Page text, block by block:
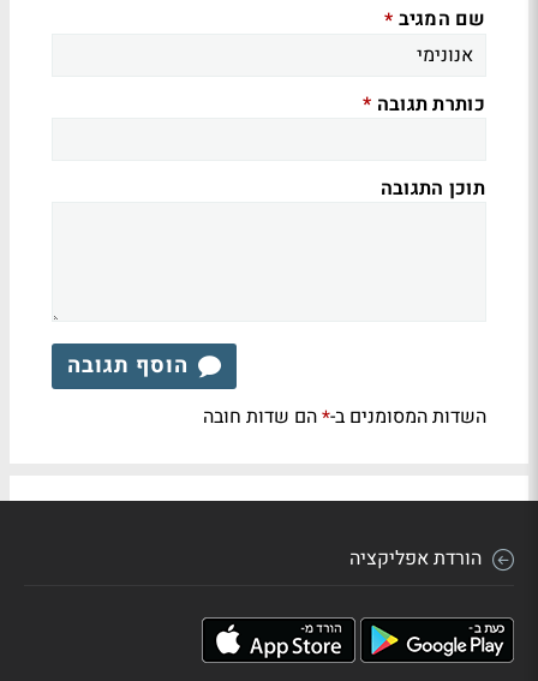
שם המגיב *
כותרת תגובה *
תוכן התגובה
הוסף תגובה
השדות המסומנים ב-*הם שדות חובה
הורדת אפליקציה